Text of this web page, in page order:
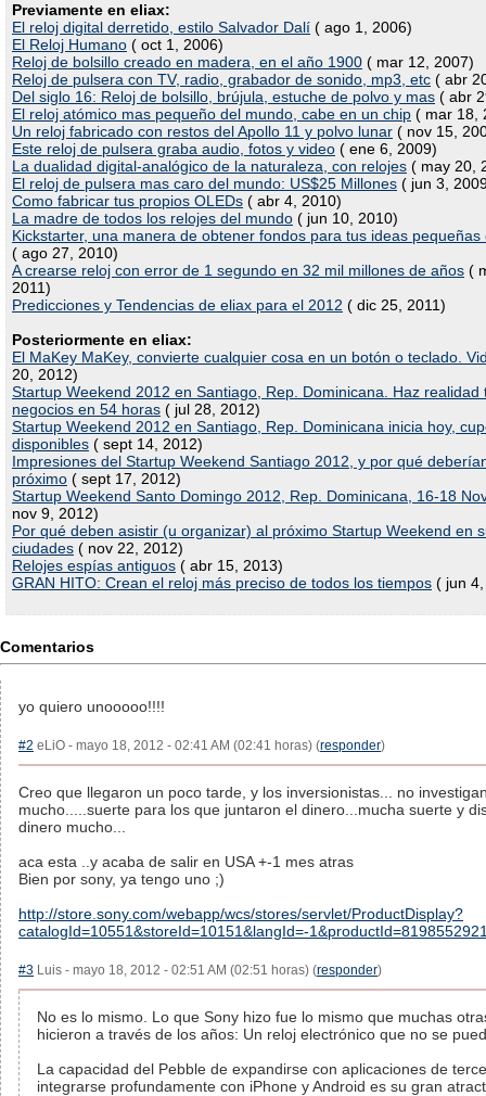
Previamente en eliax:
El reloj digital derretido, estilo Salvador Dalí ( ago 1, 2006)
El Reloj Humano ( oct 1, 2006)
Reloj de bolsillo creado en madera, en el año 1900 ( mar 12, 2007)
Reloj de pulsera con TV, radio, grabador de sonido, mp3, etc ( abr
Del siglo 16: Reloj de bolsillo, brújula, estuche de polvo y mas ( abr
El reloj atómico mas pequeño del mundo, cabe en un chip ( mar 18,
Un reloj fabricado con restos del Apollo 11 y polvo lunar ( nov 15,
Este reloj de pulsera graba audio, fotos y video ( ene 6, 2009)
La dualidad digital-analógico de la naturaleza, con relojes ( may 20,
El reloj de pulsera mas caro del mundo: US$25 Millones ( jun 3,
Como fabricar tus propios OLEDs ( abr 4, 2010)
La madre de todos los relojes del mundo ( jun 10, 2010)
Kickstarter, una manera de obtener fondos para tus ideas pequeñas
( ago 27, 2010)
A crearse reloj con error de 1 segundo en 32 mil millones de años (
2011)
Predicciones y Tendencias de eliax para el 2012 ( dic 25, 2011)
Posteriormente en eliax:
El MaKey MaKey, convierte cualquier cosa en un botón o teclado.
20, 2012)
Startup Weekend 2012 en Santiago, Rep. Dominicana. Haz realidad
negocios en 54 horas ( jul 28, 2012)
Startup Weekend 2012 en Santiago, Rep. Dominicana inicia hoy,
disponibles ( sept 14, 2012)
Impresiones del Startup Weekend Santiago 2012, y por qué
próximo ( sept 17, 2012)
Startup Weekend Santo Domingo 2012, Rep. Dominicana, 16-18
nov 9, 2012)
Por qué deben asistir (u organizar) al próximo Startup Weekend en
ciudades ( nov 22, 2012)
Relojes espías antiguos ( abr 15, 2013)
GRAN HITO: Crean el reloj más preciso de todos los tiempos ( jun
Comentarios
yo quiero unooooo!!!!
#2 eLiO - mayo 18, 2012 - 02:41 AM (02:41 horas) (responder)
Creo que llegaron un poco tarde, y los inversionistas... no
mucho.....suerte para los que juntaron el dinero...mucha suerte y
dinero mucho...
aca esta ..y acaba de salir en USA +-1 mes atras
Bien por sony, ya tengo uno ;)
http://store.sony.com/webapp/wcs/stores/servlet/ProductDisplay?
catalogId=10551&storeId=10151&langId=-
#3 Luis - mayo 18, 2012 - 02:51 AM (02:51 horas) (responder)
No es lo mismo. Lo que Sony hizo fue lo mismo que muchas
hicieron a través de los años: Un reloj electrónico que no se
La capacidad del Pebble de expandirse con aplicaciones de
integrarse profundamente con iPhone y Android es su gran